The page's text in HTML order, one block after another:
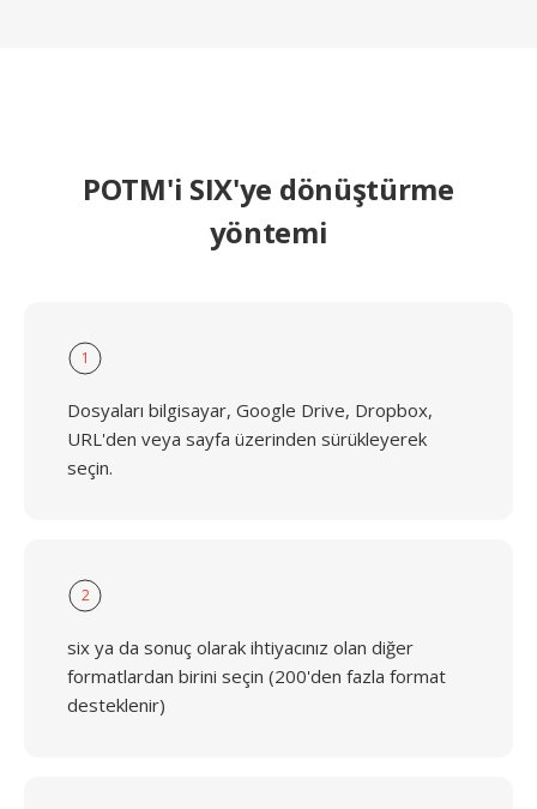
POTM'i SIX'ye dönüştürme
yöntemi
1
Dosyaları bilgisayar, Google Drive, Dropbox,
URL'den veya sayfa üzerinden sürükleyerek
seçin.
2
six ya da sonuç olarak ihtiyacınız olan diğer
formatlardan birini seçin (200'den fazla format
desteklenir)